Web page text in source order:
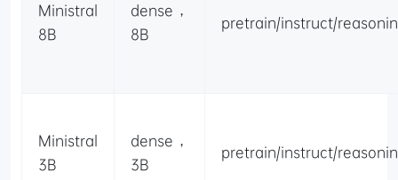
Ministral
8B
dense，
8B
pretrain/instruct/
Ministral
3B
dense，
3B
pretrain/instruct/